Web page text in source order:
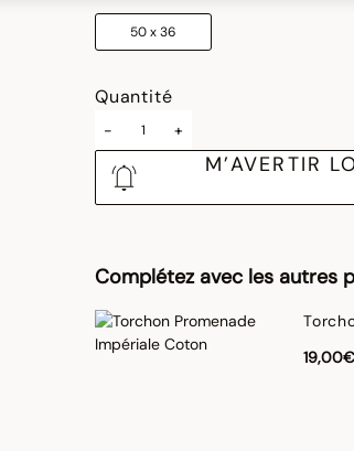
50 x 36
Quantité
- +
M’AVERTIR
Complétez avec les autres
19,00€